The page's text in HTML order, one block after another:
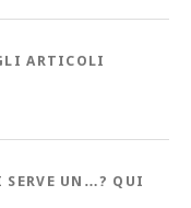
ARTICOLI
UN…? QUI